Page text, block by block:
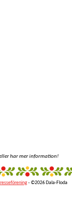
har mer information!
- ©2026 Dala-Floda